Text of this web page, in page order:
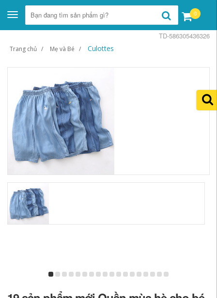
Toggle
navigation
0
Trang chủ Mẹ và Bé Culottes
TD-586305436326